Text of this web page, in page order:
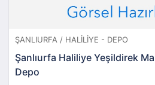
ŞANLIURFA / HALILIYE - DEPO
Şanlıurfa Haliliye Yeşildirek
Depo